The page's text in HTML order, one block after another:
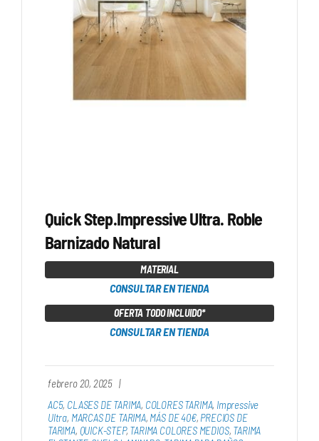
Quick Step.Impressive Ultra. Roble
Barnizado Natural
MATERIAL
CONSULTAR EN TIENDA
OFERTA TODO INCLUIDO*
CONSULTAR EN TIENDA
febrero 20, 2025 |
AC5, CLASES DE TARIMA, COLORES TARIMA, Impressive
Ultra, MARCAS DE TARIMA, MÁS DE 40€, PRECIOS DE
TARIMA, QUICK-STEP, TARIMA COLORES MEDIOS, TARIMA